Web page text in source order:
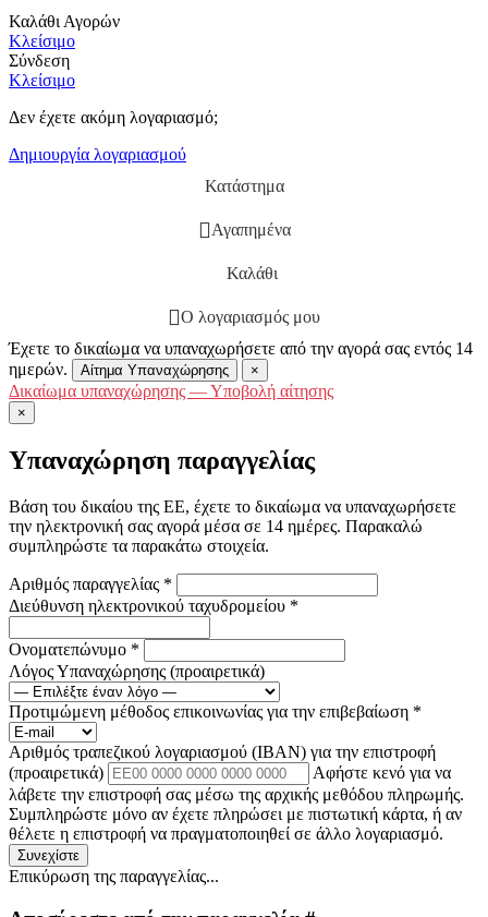
Καλάθι Αγορών
Κλείσιμο
Σύνδεση
Κλείσιμο
Δεν έχετε ακόμη λογαριασμό;
Δημιουργία λογαριασμού
Κατάστημα
Αγαπημένα
Καλάθι
Ο λογαριασμός μου
Έχετε το δικαίωμα να υπαναχωρήσετε από την αγορά σας εντός 14
ημερών.
Αίτημα Υπαναχώρησης ×
Δικαίωμα υπαναχώρησης — Υποβολή αίτησης
×
Υπαναχώρηση παραγγελίας
Βάση του δικαίου της ΕΕ, έχετε το δικαίωμα να υπαναχωρήσετε
την ηλεκτρονική σας αγορά μέσα σε 14 ημέρες. Παρακαλώ
συμπληρώστε τα παρακάτω στοιχεία.
Αριθμός παραγγελίας *
Διεύθυνση ηλεκτρονικού ταχυδρομείου *
Ονοματεπώνυμο *
Λόγος Υπαναχώρησης (προαιρετικά)
Προτιμώμενη μέθοδος επικοινωνίας για την επιβεβαίωση *
Αριθμός τραπεζικού λογαριασμού (IBAN) για την επιστροφή
(προαιρετικά)
Αφήστε κενό για να
λάβετε την επιστροφή σας μέσω της αρχικής μεθόδου πληρωμής.
Συμπληρώστε μόνο αν έχετε πληρώσει με πιστωτική κάρτα, ή αν
θέλετε η επιστροφή να πραγματοποιηθεί σε άλλο λογαριασμό.
Συνεχίστε
Επικύρωση της παραγγελίας...